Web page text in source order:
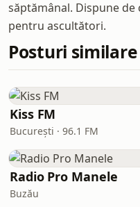
săptămânal. Dispune de
pentru ascultători.
Posturi similare
Kiss FM
București · 96.1 FM
Radio Pro Manele
Buzău